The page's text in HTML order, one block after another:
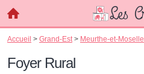
Accueil > Grand-Est > Meurthe-et-Moselle
Foyer Rural